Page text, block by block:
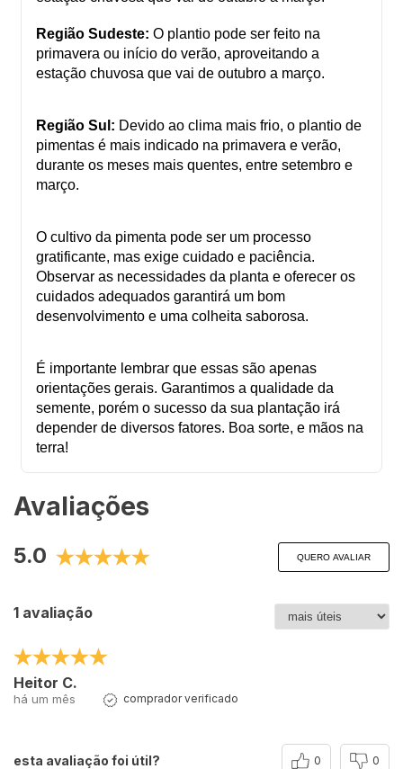
Região Sudeste: O plantio pode ser feito na
primavera ou início do verão, aproveitando a
estação chuvosa que vai de outubro a março.
Região Sul: Devido ao clima mais frio, o plantio de
pimentas é mais indicado na primavera e verão,
durante os meses mais quentes, entre setembro e
março.
O cultivo da pimenta pode ser um processo
gratificante, mas exige cuidado e paciência.
Observar as necessidades da planta e oferecer os
cuidados adequados garantirá um bom
desenvolvimento e uma colheita saborosa.
É importante lembrar que essas são apenas
orientações gerais. Garantimos a qualidade da
semente, porém o sucesso da sua plantação irá
depender de diversos fatores. Boa sorte, e mãos na
terra!
Avaliações
5.0 QUERO AVALIAR
1 avaliação
Heitor C.
há um mês comprador verificado
esta avaliação foi útil? 0 0